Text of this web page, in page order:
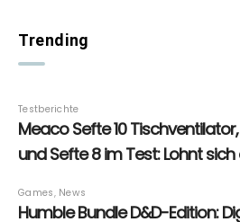
Trending